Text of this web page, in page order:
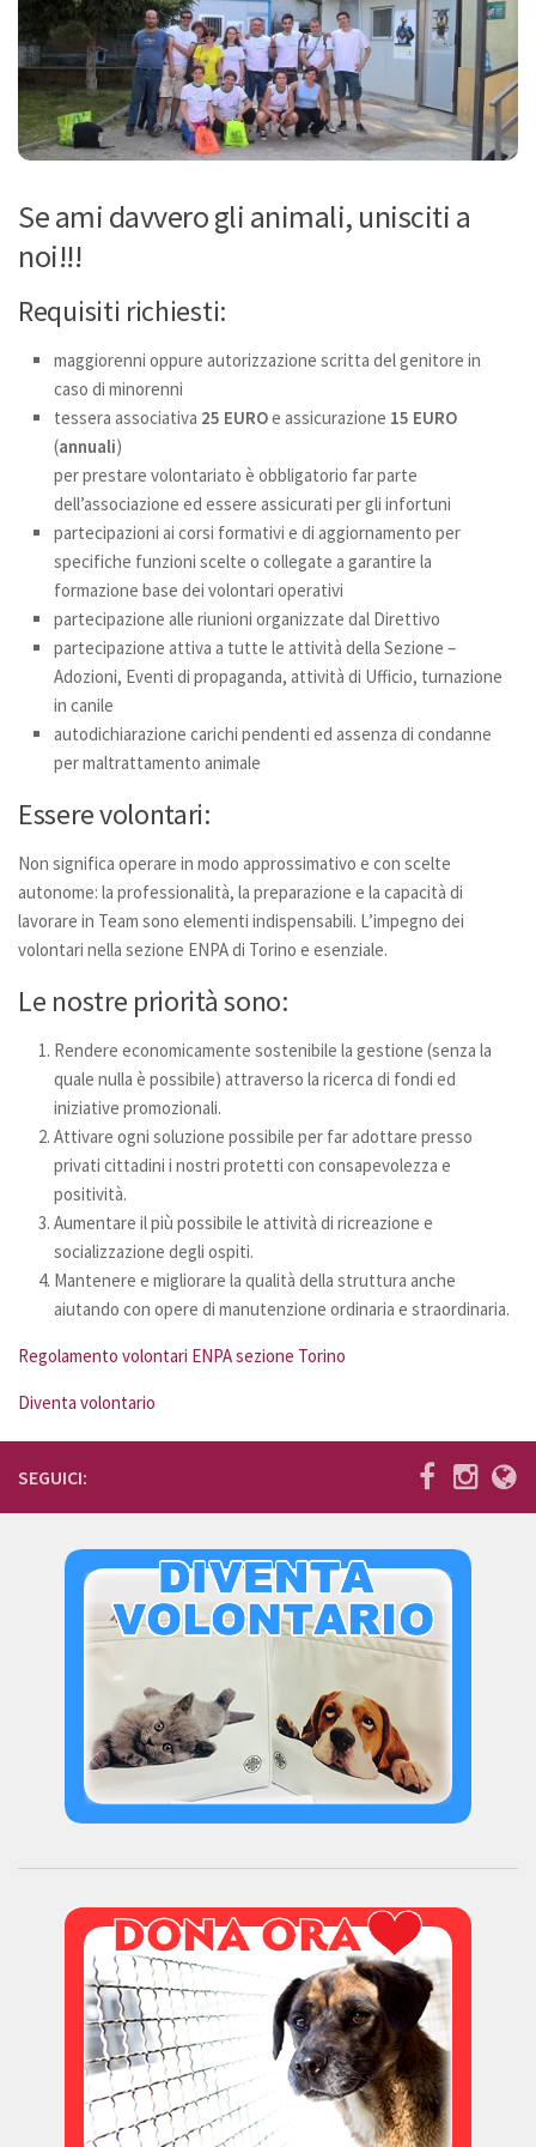
Bilancio
I volontari
News
Eventi
I nostri ospiti
Cani
Cani taglia media
Cani taglia piccola
Sostienici
Diventa volontario
Diventa socio
Donazioni
5×1000
Ambulatorio veterinario
Galleria
Foto
Video
Link
Contatti
Se ami davvero gli animali, unisciti a
noi!!!
Requisiti richiesti:
maggiorenni oppure autorizzazione scritta del genitore in
caso di minorenni
tessera associativa 25 EUROe assicurazione 15 EURO
(annuali)
per prestare volontariato è obbligatorio far parte
dell’associazione ed essere assicurati per gli infortuni
partecipazioni ai corsi formativi e di aggiornamento per
specifiche funzioni scelte o collegate a garantire la
formazione base dei volontari operativi
partecipazione alle riunioni organizzate dal Direttivo
partecipazione attiva a tutte le attività della Sezione –
Adozioni, Eventi di propaganda, attività di Ufficio, turnazione
in canile
autodichiarazione carichi pendenti ed assenza di condanne
per maltrattamento animale
Essere volontari:
Non significa operare in modo approssimativo e con scelte
autonome: la professionalità, la preparazione e la capacità di
lavorare in Team sono elementi indispensabili. L’impegno dei
volontari nella sezione ENPA di Torino e esenziale.
Le nostre priorità sono:
Rendere economicamente sostenibile la gestione (senza la
quale nulla è possibile) attraverso la ricerca di fondi ed
iniziative promozionali.
Attivare ogni soluzione possibile per far adottare presso
privati cittadini i nostri protetti con consapevolezza e
positività.
Aumentare il più possibile le attività di ricreazione e
socializzazione degli ospiti.
Mantenere e migliorare la qualità della struttura anche
aiutando con opere di manutenzione ordinaria e straordinaria.
Regolamento volontari ENPA sezione Torino
Diventa volontario
SEGUICI: